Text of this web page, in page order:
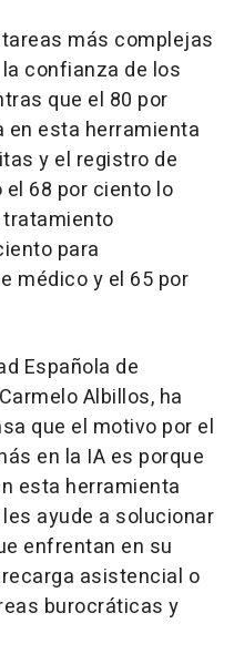
más complejas
confianza de los
que el 80 por
esta herramienta
y el registro de
68 por ciento lo
para
médico y el 65 por
Española de
Albillos, ha
que el motivo por el
en la IA es porque
esta herramienta
ayude a solucionar
enfrentan en su
asistencial o
burocráticas y